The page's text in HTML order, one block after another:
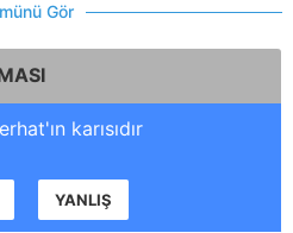
Gör
karısıdır
YANLIŞ